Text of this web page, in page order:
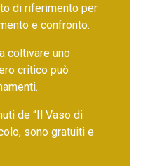
di riferimento per
e confronto.
coltivare uno
critico può
de “Il Vaso di
sono gratuiti e